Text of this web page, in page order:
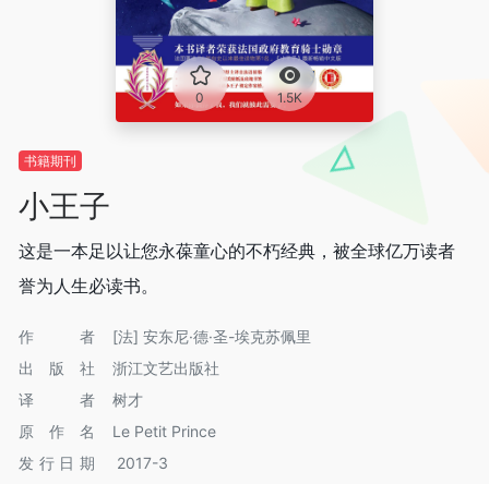
0 1.5K
书籍期刊
小王子
这是一本足以让您永葆童心的不朽经典，被全球亿万读者
誉为人生必读书。
作者
[法] 安东尼·德·圣-埃克苏佩里
出版社
浙江文艺出版社
译者
树才
原作名
Le Petit Prince
发行日期
2017-3